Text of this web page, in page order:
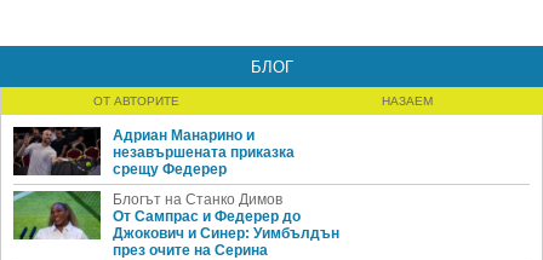
БЛОГ
ОТ АВТОРИТЕ НАЗАЕМ
Адриан Манарино и
незавършената приказка
срещу Федерер
Блогът на Станко Димов
От Сампрас и Федерер до
Джокович и Синер: Уимбълдън
през очите на Серина